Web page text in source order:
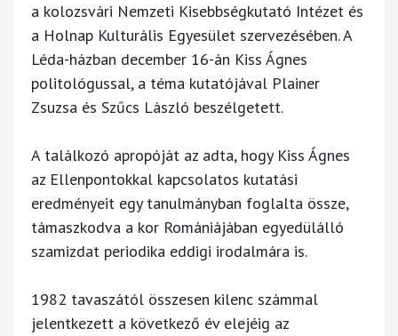
a kolozsvári Nemzeti Kisebbségkutató Intézet és
a Holnap Kulturális Egyesület szervezésében. A
Léda-házban december 16-án Kiss Ágnes
politológussal, a téma kutatójával Plainer
Zsuzsa és Szűcs László beszélgetett.
A találkozó apropóját az adta, hogy Kiss Ágnes
az Ellenpontokkal kapcsolatos kutatási
eredményeit egy tanulmányban foglalta össze,
támaszkodva a kor Romániájában egyedülálló
szamizdat periodika eddigi irodalmára is.
1982 tavaszától összesen kilenc számmal
jelentkezett a következő év elejéig az